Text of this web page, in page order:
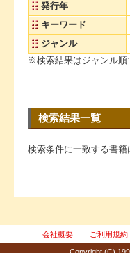
発行年
キーワード
ジャンル
※検索結果はジャンル順
検索結果一覧
検索条件に一致する書籍
会社概要 ご利用規約